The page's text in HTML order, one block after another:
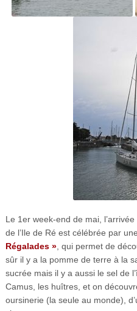
Le 1er week-end de mai,
de l’Ile de Ré est célébrée par
Régalades », qui permet de
sûr il y a la pomme de terre à la
sucrée mais il y a aussi le sel de
Camus, les huîtres, et on
oursinerie (la seule au monde),